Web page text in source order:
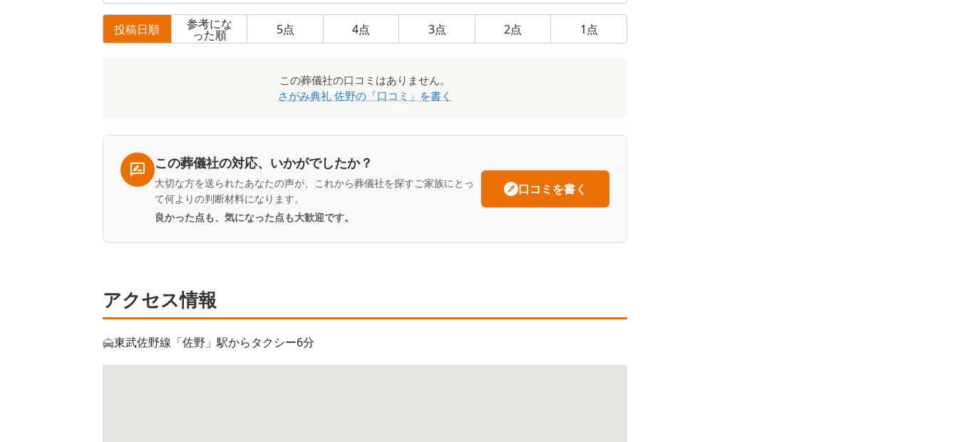
投稿日順 参考にな
った順 5点 4点 3点 2点 1 点
この葬儀社の口コミはありません。
さがみ典礼 佐野の「口コミ」を書く
この葬儀社の対応、いかがでしたか？
大切な方を送られたあなたの声が、これから葬儀社を探すご家族にとっ
て何よりの判断材料になります。
良かった点も、気になった点も大歓迎です。
口コミを書く
アクセス情報
東武佐野線「佐野」駅からタクシー6分